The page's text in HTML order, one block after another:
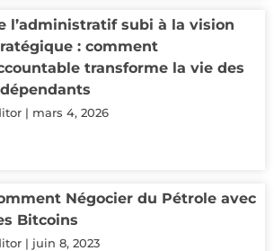
l’administratif subi à la vision
: comment
transforme la vie des
mars 4, 2026
Négocier du Pétrole avec
Bitcoins
juin 8, 2023